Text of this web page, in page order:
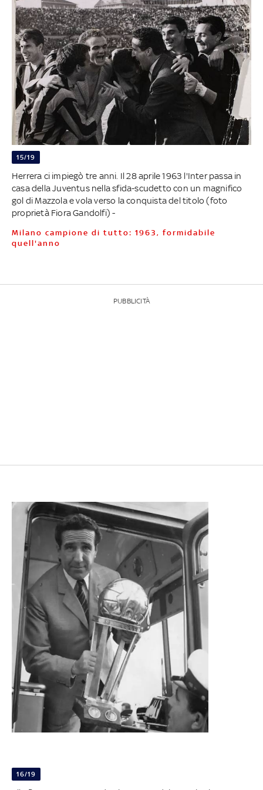
15/19
Herrera ci impiegò tre anni. Il 28 aprile 1963 l'Inter passa in
casa della Juventus nella sfida-scudetto con un magnifico
gol di Mazzola e vola verso la conquista del titolo (foto
proprietà Fiora Gandolfi) -
Milano campione di tutto: 1963, formidabile
quell'anno
PUBBLICITÀ
16/19